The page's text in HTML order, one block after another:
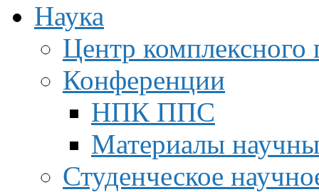
Наука
Центр
Конференции
НПК ППС
Материалы
Студенческое